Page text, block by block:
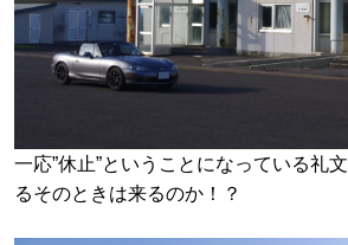
一応”休止”ということになっている礼
るそのときは来るのか！？